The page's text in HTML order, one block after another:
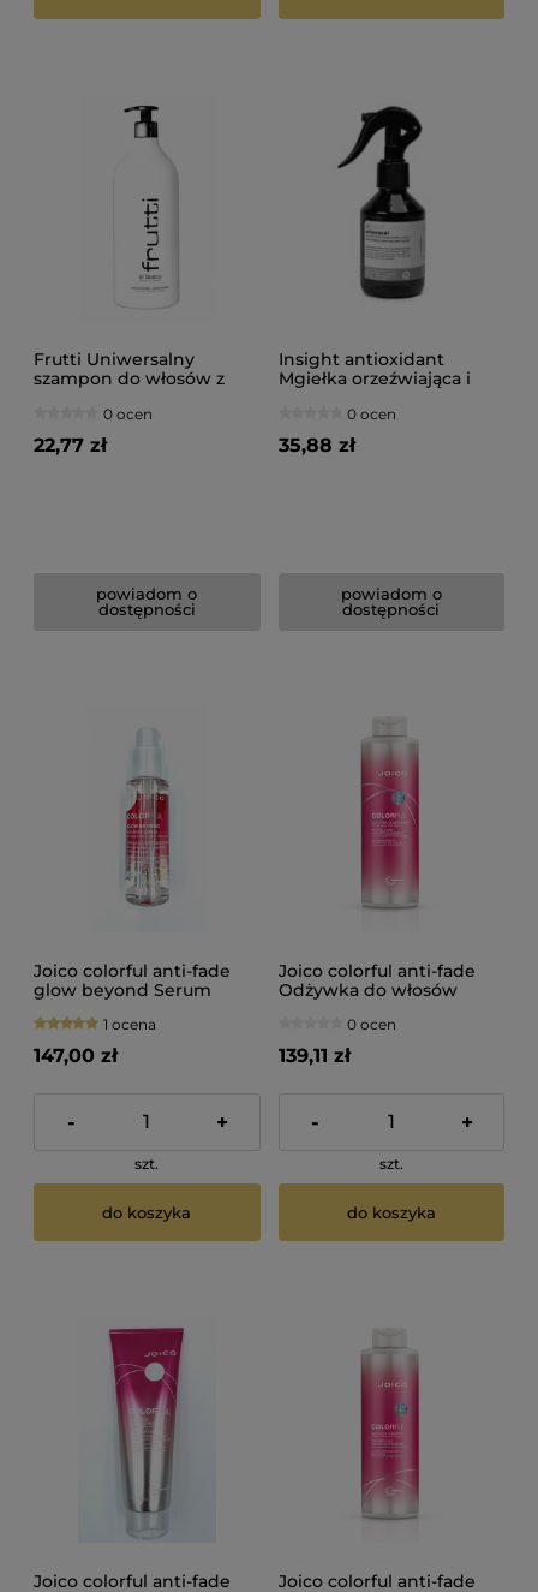
Frutti Uniwersalny
szampon do włosów z
0 ocen
22,77 zł
powiadom o
dostępności
Insight antioxidant
Mgiełka orzeźwiająca i
ciała 150ml0 ocen
35,88 zł
powiadom o
dostępności
Joico colorful anti-fade
glow beyond Serum
farbowanych 63ml
1 ocena
147,00 zł
- +
szt.
do koszyka
Joico colorful anti-fade
Odżywka do włosów
0 ocen
139,11 zł
- +
szt.
do koszyka
Joico colorful anti-fade
Joico colorful anti-fade